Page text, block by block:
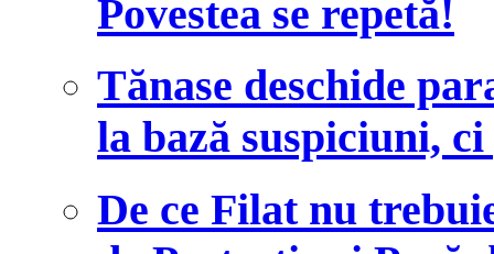
Povestea se repetă!
Tănase deschide
la bază suspiciuni,
De ce Filat nu